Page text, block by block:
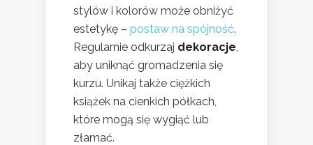
stylów i kolorów może obniżyć
estetykę – postaw na spójność.
Regularnie odkurzaj dekoracje,
aby uniknąć gromadzenia się
kurzu. Unikaj także ciężkich
książek na cienkich półkach,
które mogą się wygiąć lub
złamać.